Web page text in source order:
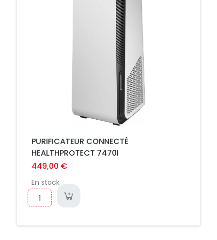
PURIFICATEUR CONNECTÉ
HEALTHPROTECT 7470I
449,00 €
En stock